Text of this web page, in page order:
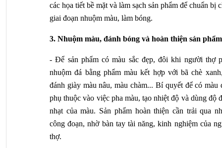
các họa tiết bề mặt và làm sạch sản phẩm để chuẩn bị
giai đoạn nhuộm màu, làm bóng.
3. Nhuộm màu, đánh bóng và hoàn thiện sản
- Để sản phẩm có màu sắc đẹp, đôi khi người thợ
nhuộm đá bằng phẩm màu kết hợp với bã chè
đánh giày màu nâu, màu chàm... Bí quyết để có màu
phụ thuộc vào việc pha màu, tạo nhiệt độ và dùng độ
nhạt của màu. Sản phẩm hoàn thiện cần trải qua
công đoạn, nhờ bàn tay tài năng, kinh nghiệm của
thợ.